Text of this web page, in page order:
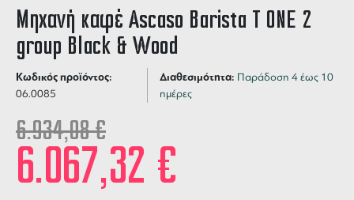
Μηχανή καφέ Ascaso Barista T ONE 2
group Black & Wood
Κωδικός προϊόντος:
06.0085
Διαθεσιμότητα: Παράδοση 4 έως 10
ημέρες
6.934,08€
6.067,32 €